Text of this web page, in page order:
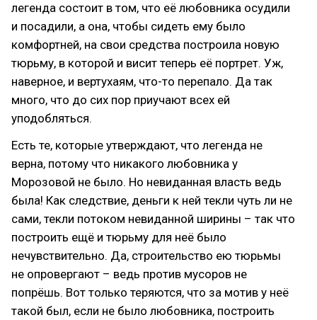
легенда состоит в том, что её любовника осудили
и посадили, а она, чтобы сидеть ему было
комфортней, на свои средства построила новую
тюрьму, в которой и висит теперь её портрет. Уж,
наверное, и вертухаям, что-то перепало. Да так
много, что до сих пор приучают всех ей
уподобляться.
Есть те, которые утверждают, что легенда не
верна, потому что никакого любовника у
Морозовой не было. Но невиданная власть ведь
была! Как следствие, деньги к ней текли чуть ли не
сами, текли потоком невиданной ширины – так что
построить ещё и тюрьму для неё было
нечувствительно. Да, строительство ею тюрьмы
не опровергают – ведь против мусоров не
попрёшь. Вот только теряются, что за мотив у неё
такой был, если не было любовника, построить